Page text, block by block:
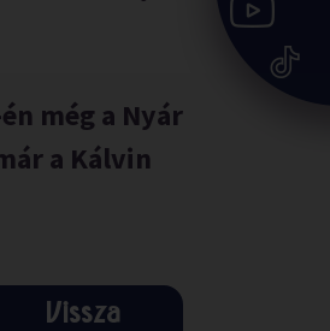
még a Nyár
a Kálvin
Vissza